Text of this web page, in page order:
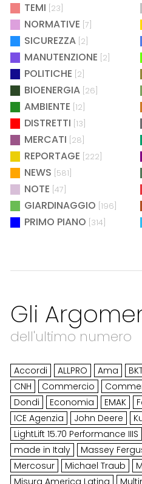
TEMI [23]
NORMATIVE [7]
SICUREZZA [2]
MANUTENZIONE [2]
POLITICHE [2]
BIOENERGIA [26]
AMBIENTE [12]
DISTRETTI [13]
MERCATI [28]
REPORTAGE [222]
NEWS [581]
NOTE [47]
GIARDINAGGIO [196]
PRIMO PIANO [314]
Gli
dell'ultimo numero
Accordi ALLPRO Ama
CNH
Commercio
Dondi
Economia EMAK
ICE Agenzia
John Deere
LightLift 15.70 Performance IIIS
made in Italy
Massey
Mercosur
Michael Traub